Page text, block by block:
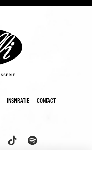
inspiratie contact